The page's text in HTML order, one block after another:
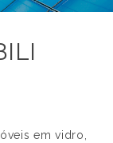
em vidro,